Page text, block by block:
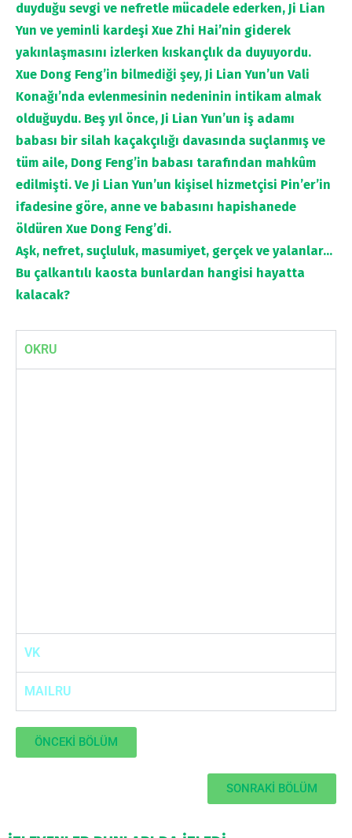
duyduğu sevgi ve nefretle mücadele ederken, Ji Lian
Yun ve yeminli kardeşi Xue Zhi Hai’nin giderek
yakınlaşmasını izlerken kıskançlık da duyuyordu.
Xue Dong Feng’in bilmediği şey, Ji Lian Yun’un Vali
Konağı’nda evlenmesinin nedeninin intikam almak
olduğuydu. Beş yıl önce, Ji Lian Yun’un iş adamı
babası bir silah kaçakçılığı davasında suçlanmış ve
tüm aile, Dong Feng’in babası tarafından mahkûm
edilmişti. Ve Ji Lian Yun’un kişisel hizmetçisi Pin’er’in
ifadesine göre, anne ve babasını hapishanede
öldüren Xue Dong Feng’di.
Aşk, nefret, suçluluk, masumiyet, gerçek ve yalanlar…
Bu çalkantılı kaosta bunlardan hangisi hayatta
kalacak?
OKRU
VK
MAILRU
ÖNCEKİ BÖLÜM
SONRAKİ BÖLÜM